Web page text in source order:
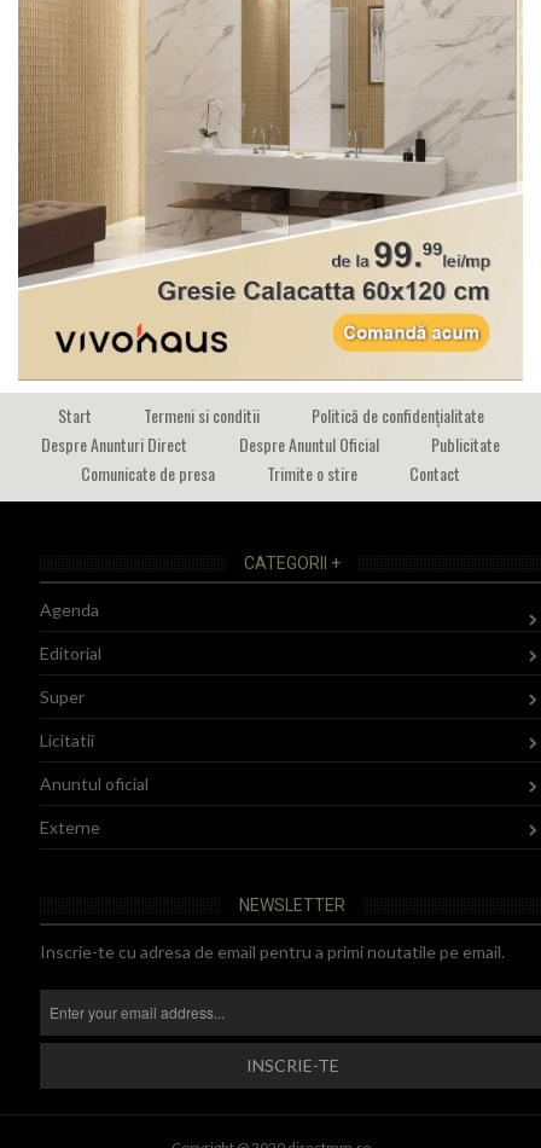
Start Termeni si conditii
Politică de confidențialitate
Despre Anunturi Direct
Despre Anuntul Oficial
Publicitate
Comunicate de presa
Trimite o stire Contact
CATEGORII +
Agenda
Editorial
Super
Licitatii
Anuntul oficial
Externe
NEWSLETTER
Inscrie-te cu adresa de email pentru a primi noutatile pe email.